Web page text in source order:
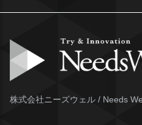
株式会社ニーズウェル / Needs